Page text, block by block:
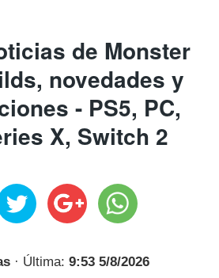
de Monster
novedades y
- PS5, PC,
X, Switch 2
· Última: 9:53 5/8/2026